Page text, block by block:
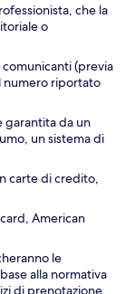
che la
o
(previa
numero riportato
garantita da un
un sistema di
carte di credito,
American
le
alla normativa
di prenotazione